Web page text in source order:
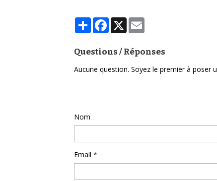
PartagerFacebook
X
Questions / Réponses
Aucune question. Soyez le premier à poser
Nom
Email